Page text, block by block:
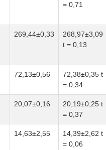
= 0,71
269,44±0,33
268,97±3,09
t = 0,13
72,13±0,56
72,38±0,35 t
= 0,34
20,07±0,16
20,19±0,25 t
= 0,37
14,63±2,55
14,39±2,62 t
= 0,06